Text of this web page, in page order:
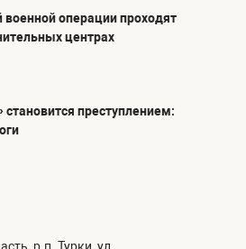
военной операции проходят
центрах
становится преступлением: